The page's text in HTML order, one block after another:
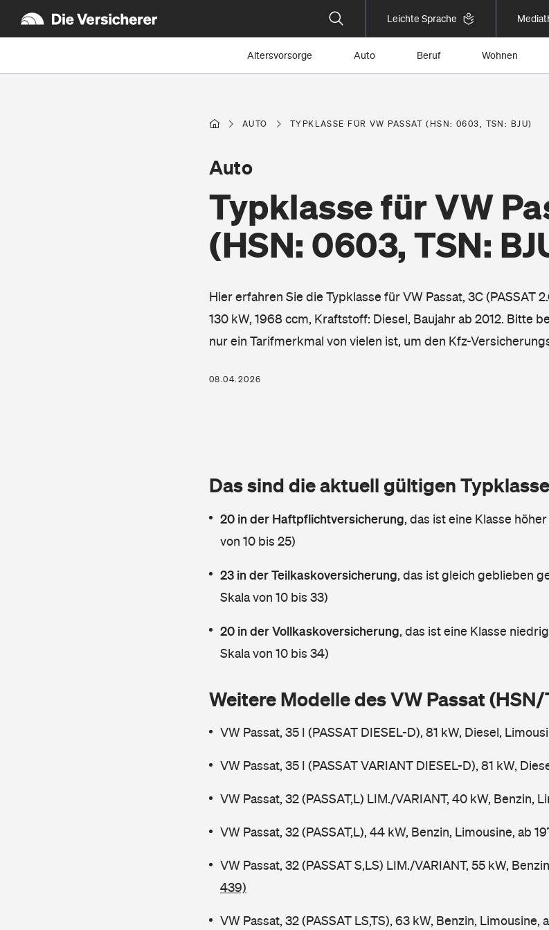
Leichte Sprache
Altersvorsorge Auto Beruf Wohnen
AUTO TYPKLASSE FÜR VW PASSAT (HSN: 0603, TSN: BJU)
Typklasse für VW
(HSN: 0603, TSN:
Auto
Hier erfahren Sie die Typklasse für VW Passat, 3C (PASSAT
130 kW, 1968 ccm, Kraftstoff: Diesel, Baujahr ab 2012. Bitte
nur ein Tarifmerkmal von vielen ist, um den Kfz-
08.04.2026
Das sind die aktuell gültigen
20 in der Haftpflichtversicherung, das ist eine Klasse
von 10 bis 25)
23 in der Teilkaskoversicherung, das ist gleich geblieben
Skala von 10 bis 33)
20 in der Vollkaskoversicherung, das ist eine Klasse
Skala von 10 bis 34)
Weitere Modelle des VW Passat
VW Passat, 35 I (PASSAT DIESEL-D), 81 kW, Diesel,
VW Passat, 35 I (PASSAT VARIANT DIESEL-D), 81 kW,
VW Passat, 32 (PASSAT,L) LIM./VARIANT, 40 kW, Benzin,
VW Passat, 32 (PASSAT,L), 44 kW, Benzin, Limousine, ab
VW Passat, 32 (PASSAT S,LS) LIM./VARIANT, 55 kW,
439)
VW Passat, 32 (PASSAT LS,TS), 63 kW, Benzin, Limousine,